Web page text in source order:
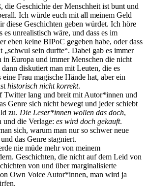
die Geschichte der Menschheit ist bunt und
Ich würde euch mit all meinem Geld
diese Geschichten geben würdet. Ich höre
es unrealistisch wäre, und dass es im
eben keine BIPoC gegeben habe, oder dass
„schwul sein durfte“. Dabei gab es immer
in Europa und immer Menschen die nicht
diskutiert man mit Leuten, die es
Frau magische Hände hat, aber ein
historisch nicht korrekt.
Twitter lang und breit mit Autor*innen und
Genre sich nicht bewegt und jeder schiebt
zu. Die Leser*innen wollen das doch,
und die Verlage: es wird doch gekauft.
sich, warum man nur so schwer neue
das Genre stagniert.
nie müde mehr von meinem
Geschichten, die nicht auf dem Leid von
von und über marginalisierte
Own Voice Autor*innen, man wird ja